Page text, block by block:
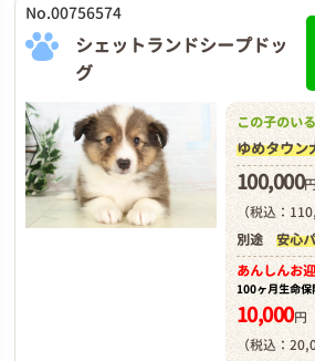
No.00756574
シェットランドシープドッ
グ
この子のい
ゆめタウン
100,000円
（税込：
別途 安心
あんしんお
100ヶ月生命保
10,000円
（税込：